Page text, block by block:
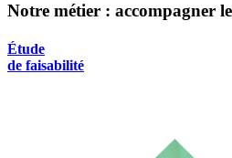
Notre métier : accompagner
Étude
de faisabilité